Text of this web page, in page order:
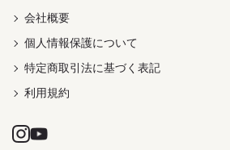
紅芋
茶葉
UVケア
伝統工芸品
会社概要
個人情報保護について
特定商取引法に基づく表記
利用規約